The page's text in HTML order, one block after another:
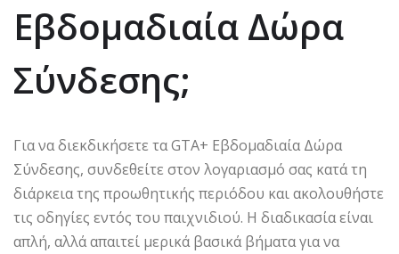
Εβδομαδιαία Δώρα
Σύνδεσης;
Για να διεκδικήσετε τα GTA+ Εβδομαδιαία Δώρα
Σύνδεσης, συνδεθείτε στον λογαριασμό σας κατά τη
διάρκεια της προωθητικής περιόδου και ακολουθήστε
τις οδηγίες εντός του παιχνιδιού. Η διαδικασία είναι
απλή, αλλά απαιτεί μερικά βασικά βήματα για να